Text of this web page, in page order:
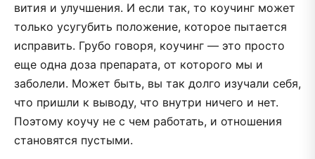
вития и улучшения. И если так, то коучинг может
только усугубить положение, которое пытается
исправить. Грубо говоря, коучинг — это просто
еще одна доза препарата, от которого мы и
заболели. Может быть, вы так долго изучали себя,
что пришли к выводу, что внутри ничего и нет.
Поэтому коучу не с чем работать, и отношения
становятся пустыми.